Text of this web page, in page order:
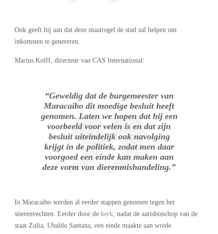
Ook geeft hij aan dat deze maatregel de stad zal helpen om
inkomsten te genereren.
Marius Kolff, directeur van CAS International:
“Geweldig dat de burgemeester van
Maracaibo dit moedige besluit heeft
genomen. Laten we hopen dat hij een
voorbeeld voor velen is en dat zijn
besluit uiteindelijk ook navolging
krijgt in de politiek, zodat men daar
voorgoed een einde kan maken aan
deze vorm van dierenmishandeling.”
In Maracaibo werden al eerder stappen genomen tegen het
stierenvechten. Eerder door de kerk , nadat de aartsbisschop van de
staat Zulia, Ubaldo Santana, een einde maakte aan wrede